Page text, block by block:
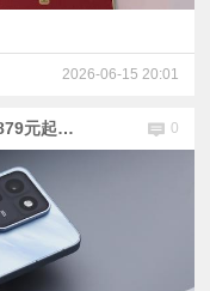
2026-06-15 20:01
尝尝咸淡，iQOO 15T体验评测：国补2879元起的2K屏+天玑9500 0